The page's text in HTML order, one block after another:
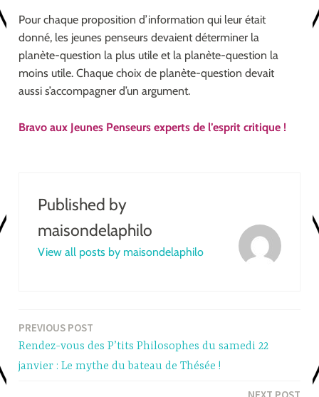
Pour chaque proposition d’information qui leur était
donné, les jeunes penseurs devaient déterminer la
planète-question la plus utile et la planète-question la
moins utile. Chaque choix de planète-question devait
aussi s’accompagner d’un argument.
Bravo aux Jeunes Penseurs experts de l’esprit critique !
Published by
maisondelaphilo
View all posts by maisondelaphilo
Post
navigation
PREVIOUS POST
Rendez-vous des P’tits Philosophes du samedi 22
janvier : Le mythe du bateau de Thésée !